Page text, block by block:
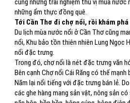
cùng những trải nghiệm thú vị mùa
những ẩm thực đồng quê.
Tới Cần Thơ đi chợ nổi, rồi khám phá
Du lịch mùa nước nổi ở Cần Thơ cũng
nổi, Khu bảo tồn thiên nhiên Lung Ngọc
nổi đặc trưng.
Trong đó, chợ nổi là nét đặc trưng văn
Bên cạnh Chợ nổi Cái Răng có thế
Năm lại nổi tiếng với đặc trưng bán lẻ.
các ghe hàng mang sản vật, nông sản